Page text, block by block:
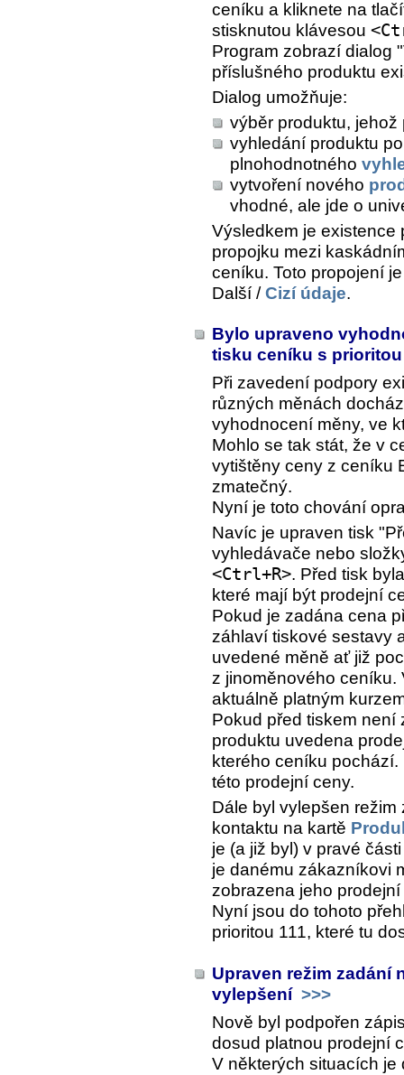
ceníku a kliknete na
stisknutou klávesou
Program zobrazí dialog
příslušného produktu
Dialog umožňuje:
výběr produktu,
vyhledání produktu
plnohodnotného
vytvoření nového
vhodné, ale jde o
Výsledkem je existence
propojku mezi
ceníku. Toto propojení
Další /Cizí údaje.
Bylo upraveno
tisku ceníku s
Při zavedení podpory
různých měnách
vyhodnocení měny, ve
Mohlo se tak stát, že v
vytištěny ceny z ceníku
zmatečný.
Nyní je toto chování
Navíc je upraven tisk
vyhledávače nebo
<Ctrl+R>. Před tisk
které mají být prodejní
Pokud je zadána cena
záhlaví tiskové sestavy
uvedené měně ať již
z jinoměnového ceníku.
aktuálně platným
Pokud před tiskem není
produktu uvedena
kterého ceníku
této prodejní ceny.
Dále byl vylepšen
kontaktu na kartě
je (a již byl) v pravé
je danému zákazníkovi
zobrazena jeho
Nyní jsou do tohoto
prioritou 111, které tu
Upraven režim zadání
vylepšení >>>
Nově byl podpořen
dosud platnou prodejní
V některých situacích